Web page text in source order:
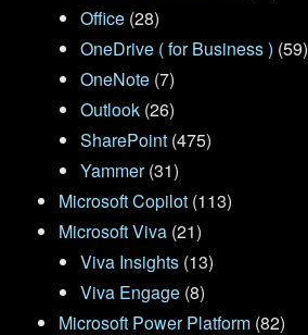
Office (28)
OneDrive ( for Business ) (59)
OneNote (7)
Outlook (26)
SharePoint (475)
Yammer(31)
Microsoft Copilot (113)
Microsoft Viva (21)
Viva Insights (13)
Viva Engage (8)
Microsoft Power Platform (82)